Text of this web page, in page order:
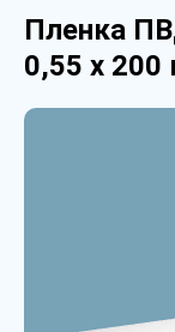
Пленка
0,55 х 200